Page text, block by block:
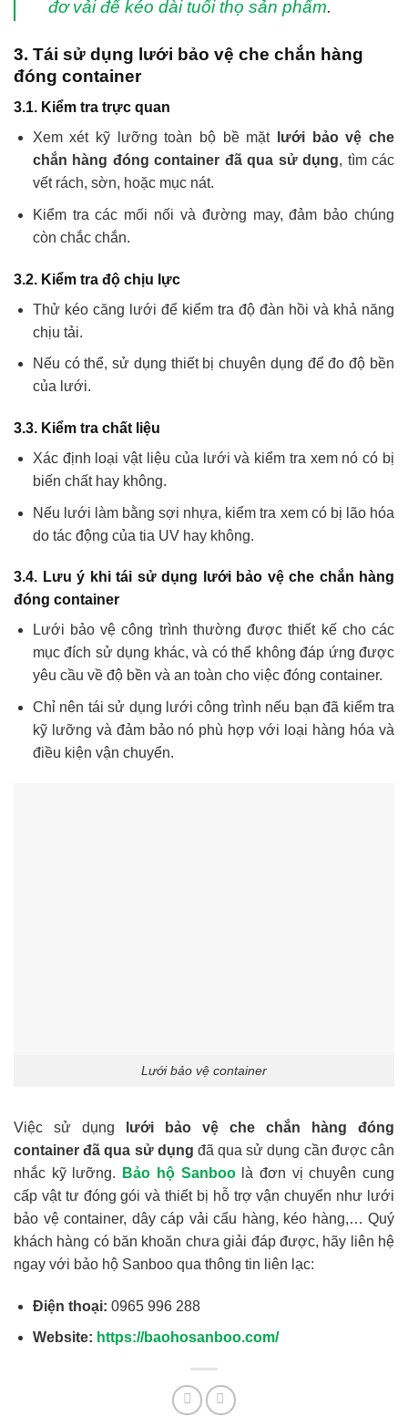
đơ vải để kéo dài tuổi thọ sản phẩm.
3. Tái sử dụng lưới bảo vệ che chắn hàng
đóng container
3.1. Kiểm tra trực quan
Xem xét kỹ lưỡng toàn bộ bề mặt
lưới bảo vệ che
chắn hàng đóng container đã qua sử dụng, tìm các
vết rách, sờn, hoặc mục nát.
Kiểm tra các mối nối và đường may, đảm bảo chúng
còn chắc chắn.
3.2. Kiểm tra độ chịu lực
Thử kéo căng lưới để kiểm tra độ đàn hồi và khả năng
chịu tải.
Nếu có thể, sử dụng thiết bị chuyên dụng để đo độ bền
của lưới.
3.3. Kiểm tra chất liệu
Xác định loại vật liệu của lưới và kiểm tra xem nó có bị
biến chất hay không.
Nếu lưới làm bằng sợi nhựa, kiểm tra xem có bị lão hóa
do tác động của tia UV hay không.
3.4. Lưu ý khi tái sử dụng lưới bảo vệ che chắn hàng
đóng container
Lưới bảo vệ công trình thường được thiết kế cho các
mục đích sử dụng khác, và có thể không đáp ứng được
yêu cầu về độ bền và an toàn cho việc đóng container.
Chỉ nên tái sử dụng lưới công trình nếu bạn đã kiểm tra
kỹ lưỡng và đảm bảo nó phù hợp với loại hàng hóa và
điều kiện vận chuyển.
Lưới bảo vệ container
Việc sử dụng
lưới bảo vệ che chắn hàng đóng
container đã qua sử dụng đã qua sử dụng cần được cân
nhắc kỹ lưỡng.
Bảo hộ Sanboolà đơn vị chuyên cung
cấp vật tư đóng gói và thiết bị hỗ trợ vận chuyển như lưới
bảo vệ container, dây cáp vải cẩu hàng, kéo hàng,… Quý
khách hàng có băn khoăn chưa giải đáp được, hãy liên hệ
ngay với bảo hộ Sanboo qua thông tin liên lạc:
Điện thoại: 0965 996 288
Website: https://baohosanboo.com/